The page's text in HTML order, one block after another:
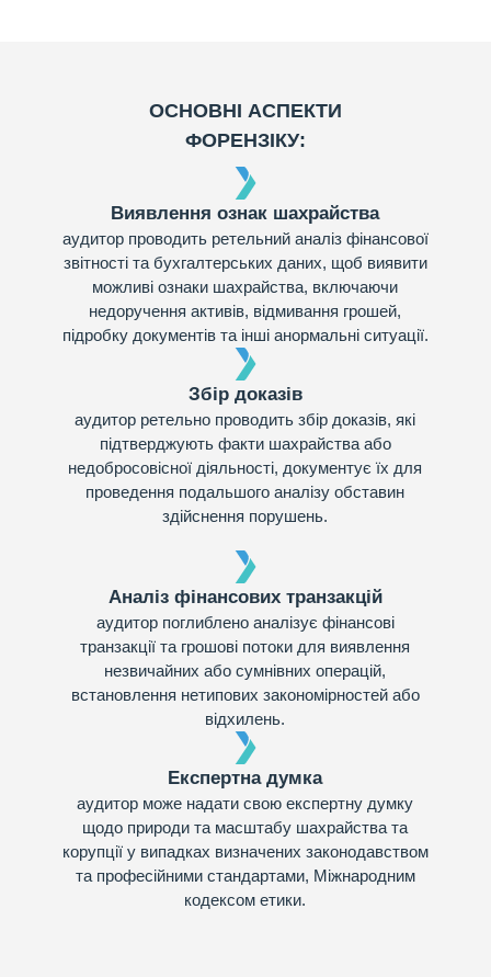
ОСНОВНІ АСПЕКТИ
ФОРЕНЗІКУ:
Виявлення ознак шахрайства
аудитор проводить ретельний аналіз фінансової
звітності та бухгалтерських даних, щоб виявити
можливі ознаки шахрайства, включаючи
недоручення активів, відмивання грошей,
підробку документів та інші анормальні ситуації.
Збір доказів
аудитор ретельно проводить збір доказів, які
підтверджують факти шахрайства або
недобросовісної діяльності, документує їх для
проведення подальшого аналізу обставин
здійснення порушень.
Аналіз фінансових транзакцій
аудитор поглиблено аналізує фінансові
транзакції та грошові потоки для виявлення
незвичайних або сумнівних операцій,
встановлення нетипових закономірностей або
відхилень.
Експертна думка
аудитор може надати свою експертну думку
щодо природи та масштабу шахрайства та
корупції у випадках визначених законодавством
та професійними стандартами, Міжнародним
кодексом етики.